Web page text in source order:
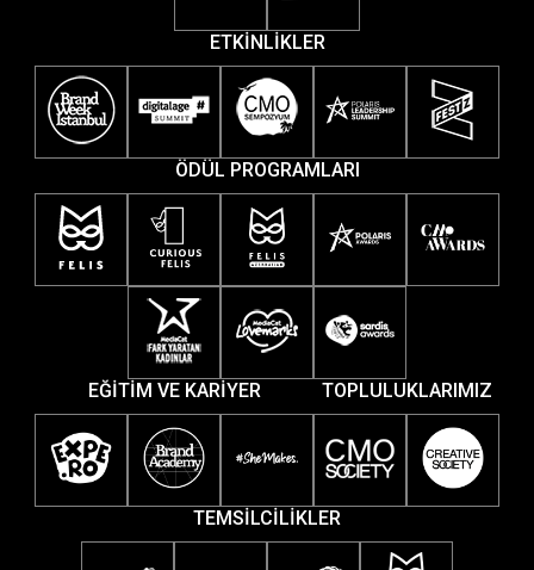
ETKİNLİKLER
ÖDÜL PROGRAMLARI
EĞİTİM VE KARİYER TOPLULUKLARIMIZ
TEMSİLCİLİKLER